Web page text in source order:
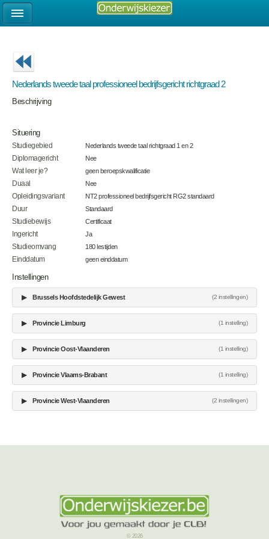
Nederlands tweede taal professioneel bedrijfsgericht richtgraad 2
Beschrijving
Situering
Studiegebied
Nederlands tweede taal richtgraad 1 en 2
Diplomagericht
Nee
Wat leer je?
geen beroepskwalificatie
Duaal
Nee
Opleidingsvariant
NT2 professioneel bedrijfsgericht RG2 standaard
Duur
Standaard
Studiebewijs
Certificaat
Ingericht
Ja
Studieomvang
180 lestijden
Einddatum
geen einddatum
Instellingen
▶ Brussels Hoofdstedelijk Gewest (2 instellingen)
▶ Provincie Limburg (1 instelling)
▶ Provincie Oost-Vlaanderen (1 instelling)
▶ Provincie Vlaams-Brabant (1 instelling)
▶ Provincie West-Vlaanderen (2 instellingen)
© 2026